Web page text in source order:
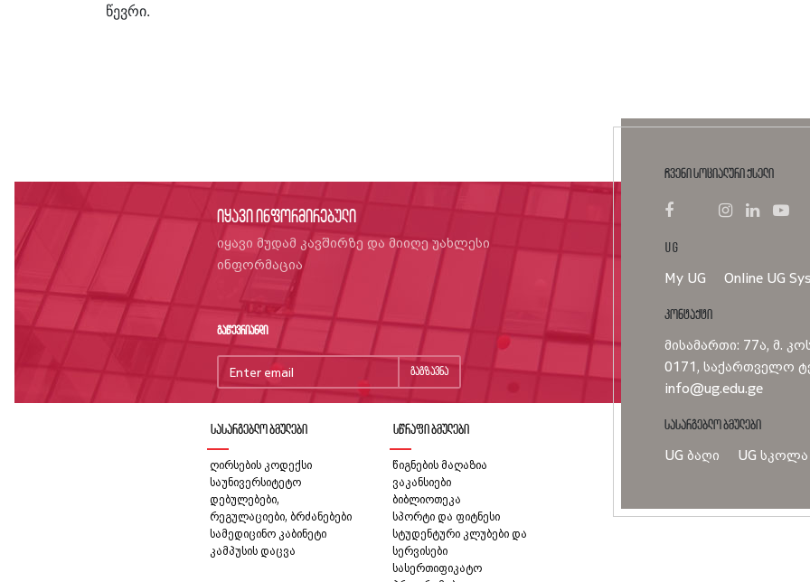
წევრი.
იყავი ინფორმირებული
იყავი მუდამ კავშირზე და მიიღე უახლესი
ინფორმაცია
გაწევრიანდი
გაგზავნა
ჩვენი სოციალური ქსელი
UG
My UG Online UG
კონტაქტი
მისამართი: 77ა, მ.
0171, საქართველო
info@ug.edu.ge
სასარგებლო ბმულები
UG ბაღი UG სკოლა
სასარგებლო ბმულები
ღირსების კოდექსი
საუნივერსიტეტო
დებულებები,
რეგულაციები, ბრძანებები
სამედიცინო კაბინეტი
კამპუსის დაცვა
სწრაფი ბმულები
წიგნების მაღაზია
ვაკანსიები
ბიბლიოთეკა
სპორტი და ფიტნესი
სტუდენტური კლუბები და
სერვისები
სასერთიფიკატო